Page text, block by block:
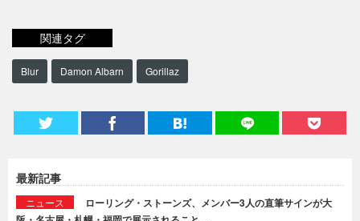
関連タグ
Blur Damon Albarn Gorillaz
最新記事
ニュース
ローリング・ストーンズ、メンバー3人の直筆サインが大